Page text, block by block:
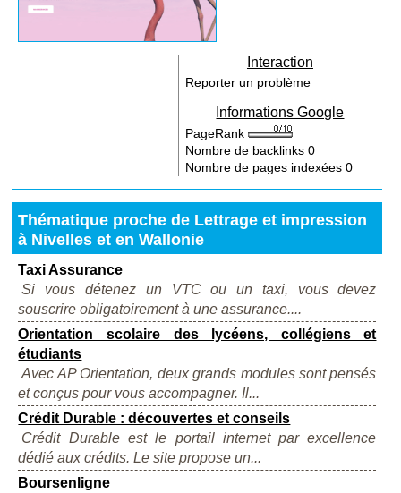
Interaction
Reporter un problème
Informations Google
PageRank
Nombre de backlinks0
Nombre de pages indexées0
Thématique proche de Lettrage et impression
à Nivelles et en Wallonie
Taxi Assurance
Si vous détenez un VTC ou un taxi, vous devez
souscrire obligatoirement à une assurance....
Orientation scolaire des lycéens, collégiens et
étudiants
Avec AP Orientation, deux grands modules sont pensés
et conçus pour vous accompagner. Il...
Crédit Durable : découvertes et conseils
Crédit Durable est le portail internet par excellence
dédié aux crédits. Le site propose un...
Boursenligne